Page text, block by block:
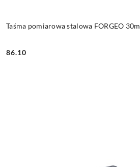
Taśma pomiarowa stalowa FORGEO 30m
Cena:
86.10